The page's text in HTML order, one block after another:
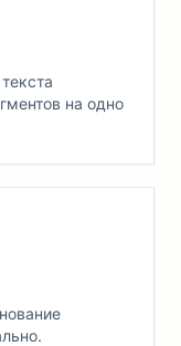
на одно